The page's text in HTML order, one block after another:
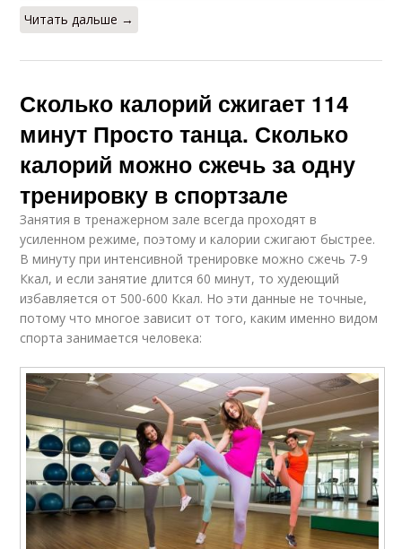
Читать дальше →
Сколько калорий сжигает 114
минут Просто танца. Сколько
калорий можно сжечь за одну
тренировку в спортзале
Занятия в тренажерном зале всегда проходят в
усиленном режиме, поэтому и калории сжигают быстрее.
В минуту при интенсивной тренировке можно сжечь 7-9
Ккал, и если занятие длится 60 минут, то худеющий
избавляется от 500-600 Ккал. Но эти данные не точные,
потому что многое зависит от того, каким именно видом
спорта занимается человека: